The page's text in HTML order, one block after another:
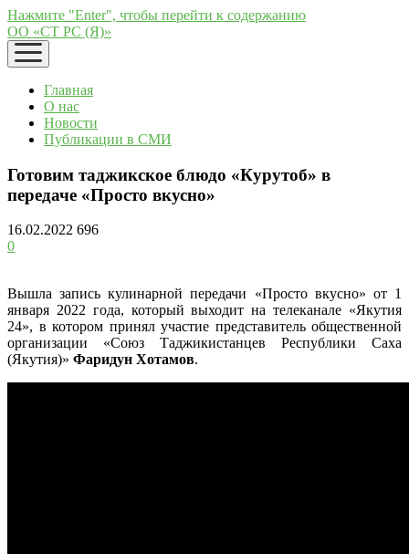
Нажмите "Enter", чтобы перейти к содержанию
ОО «СТ РС (Я)»
открыть
меню
Главная
О нас
Новости
Публикации в СМИ
Готовим таджикское блюдо «Курутоб» в
передаче «Просто вкусно»
16.02.2022 696
0
Вышла запись кулинарной передачи «Просто вкусно» от 1
января 2022 года, который выходит на телеканале «Якутия
24», в котором принял участие представитель общественной
организации «Союз Таджикистанцев Республики Саха
(Якутия)» Фаридун Хотамов.